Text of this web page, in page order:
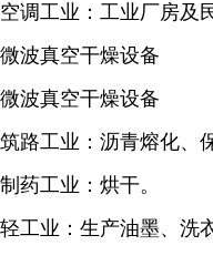
空调工业：工业厂房及
微波真空干燥设备
微波真空干燥设备
筑路工业：沥青熔化、
制药工业：烘干。
轻工业：生产油墨、洗